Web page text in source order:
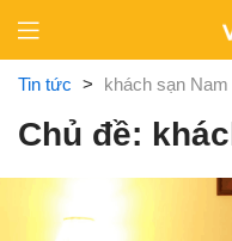
content
Tin tức > khách sạn Nam
Chủ đề: